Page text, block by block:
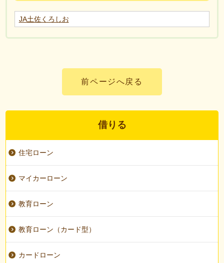
JA土佐くろしお
前ページへ戻る
借りる
住宅ローン
マイカーローン
教育ローン
教育ローン（カード型）
カードローン